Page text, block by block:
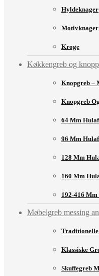
Hyldeknager
Motivknager
Kroge
Køkkengreb og
Knopgreb –
Knopgreb
64 Mm
96 Mm
128 Mm
160 Mm
192-416
Møbelgreb messing
Klassiske
Skuffegreb